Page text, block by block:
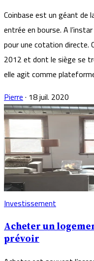
Coinbase est un géant de
entrée en bourse. A
pour une cotation directe.
2012 et dont le siège se
elle agit comme
Pierre· 18 juil. 2020
Investissement
Acheter un
prévoir